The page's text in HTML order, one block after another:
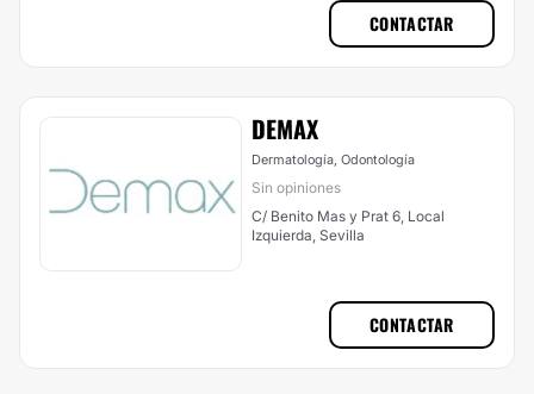
CONTACTAR
DEMAX
Dermatología, Odontología
Sin opiniones
C/ Benito Mas y Prat 6, Local
Izquierda, Sevilla
CONTACTAR